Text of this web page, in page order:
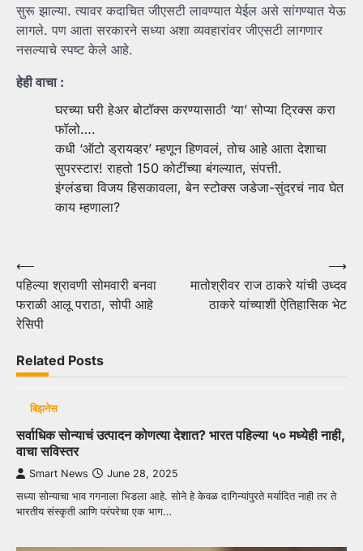
सुरू झाल्या. त्यावर कदाचित जीएसटी लावण्यात येईल असे सांगण्यात येऊ
लागले. पण आता सरकारने सध्या अशा व्यवहारांवर जीएसटी लागणार
नसल्याचे स्पष्ट केले आहे.
हेही वाचा :
घरच्या घरी हेअर बोटॉक्स करण्यासाठी ‘या’ सोप्या ट्रिक्स करा
फॉलो….
कधी ‘ऑटो ड्रायव्हर’ म्हणून हिणवलं, तोच आहे आता देशाचा
सुपरस्टार! राहतो 150 कोटींच्या बंगल्यात, संपत्ती.
इंग्लंडचा विजय हिसकावला, बेन स्टोक्स जडेजा-सुंदरचं नाव घेत
काय म्हणाला?
Post
navigation
⟵
पहिल्या श्रावणी सोमवारी बनवा
फराळी आलू पराठा, सोपी आहे
रेसिपी
मातोश्रीवर राज ठाकरे यांची उध्दव
ठाकरे यांच्याशी ऐतिहासिक भेट
⟶
Related Posts
बिझनेस
सर्वाधिक सोन्याचं उत्पादन कोणत्या देशात? भारत पहिल्या ५० मध्येही नाही,
वाचा सविस्तर
Smart News June 28, 2025
सध्या सोन्याचा भाव गगनाला भिडला आहे. सोने हे केवळ दागिन्यांपुरते मर्यादित नाही तर ते
भारतीय संस्कृती आणि परंपरेचा एक भाग…